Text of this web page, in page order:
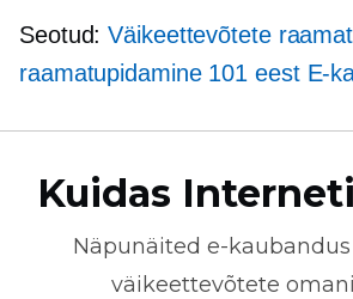
Seotud:Väikeettevõtete
raamatupidamine 101 eest E-
Kuidas
Näpunäited e-kaubandus
väikeettevõtete